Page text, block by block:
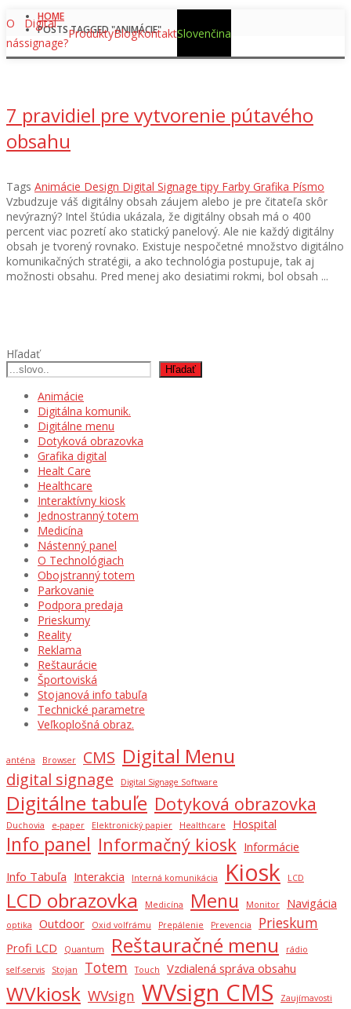
O
nás
Digital
signage?
ProduktyBlogKontaktSlovenčina
HOME
POSTS TAGGED "ANIMÁCIE"
7 pravidiel pre vytvorenie pútavého
obsahu
Tags Animácie Design Digital Signage tipy Farby Grafika Písmo
Vzbudzuje váš digitálny obsah záujem alebo je pre čitateľa skôr
nevýrazný? Intel štúdia ukázala, že digitálny obsah má o 400
percent viac pozretí ako statický panelový. Ale nie každý digitálny
obsah je tvorený rovnako. Existuje nespočetné množstvo digitálno
komunikačných stratégii, a ako technológia postupuje, tak aj
možnosti obsahu. Pred menej ako desiatimi rokmi, bol obsah ...
Hľadať
Hľadať
Animácie
Digitálna komunik.
Digitálne menu
Dotyková obrazovka
Grafika digital
Healt Care
Healthcare
Interaktívny kiosk
Jednostranný totem
Medicína
Nástenný panel
O Technológiach
Obojstranný totem
Parkovanie
Podpora predaja
Prieskumy
Reality
Reklama
Reštaurácie
Športoviská
Stojanová info tabuľa
Technické parametre
Veľkoplošná obraz.
anténa Browser CMS Digital Menu
digital signage Digital Signage Software
Digitálne tabuľe Dotyková obrazovka
Duchovia e-paper Elektronický papier Healthcare Hospital
Info panel Informačný kiosk Informácie
Info Tabuľa Interakcia Interná komunikácia Kiosk LCD
LCD obrazovka Medicína Menu Monitor Navigácia
optika Outdoor Oxid volfrámu Prepálenie Prevencia Prieskum
Profi LCD Quantum Reštauračné menu
rádio
self-servis
Stojan Totem Touch Vzdialená správa obsahu
WVkiosk WVsign WVsign CMS Zaujímavosti